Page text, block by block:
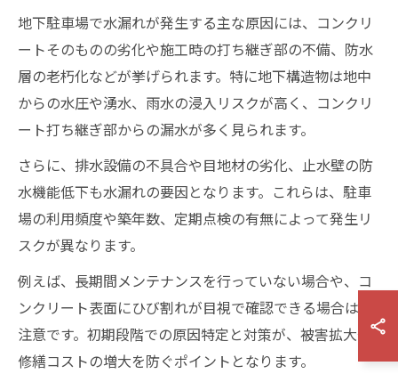
地下駐車場で水漏れが発生する主な原因には、コンクリ
ートそのものの劣化や施工時の打ち継ぎ部の不備、防水
層の老朽化などが挙げられます。特に地下構造物は地中
からの水圧や湧水、雨水の浸入リスクが高く、コンクリ
ート打ち継ぎ部からの漏水が多く見られます。
さらに、排水設備の不具合や目地材の劣化、止水壁の防
水機能低下も水漏れの要因となります。これらは、駐車
場の利用頻度や築年数、定期点検の有無によって発生リ
スクが異なります。
例えば、長期間メンテナンスを行っていない場合や、コ
ンクリート表面にひび割れが目視で確認できる場合は要
注意です。初期段階での原因特定と対策が、被害拡大や
修繕コストの増大を防ぐポイントとなります。